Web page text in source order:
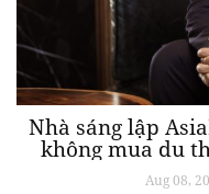
Nhà sáng lập
không mua du
Aug 08,